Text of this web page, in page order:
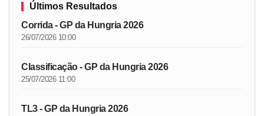
Últimos Resultados
Corrida - GP da Hungria 2026
26/07/2026 10:00
Classificação - GP da Hungria 2026
25/07/2026 11:00
TL3 - GP da Hungria 2026